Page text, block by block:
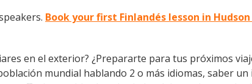
Book your first Finlandés lesson in
en el exterior? ¿Prepararte para tus próximos
mundial hablando 2 o más idiomas, saber